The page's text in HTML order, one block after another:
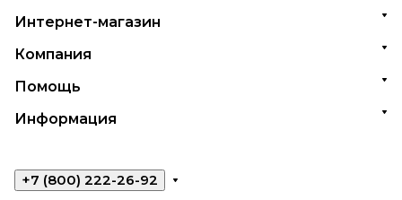
Интернет-магазин
Компания
Помощь
Информация
+7 (800) 222-26-92